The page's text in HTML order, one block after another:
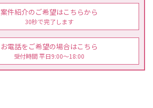
案件紹介のご希望はこちらから
30秒で完了します
お電話をご希望の場合はこちら
受付時間 平日9:00〜18:00